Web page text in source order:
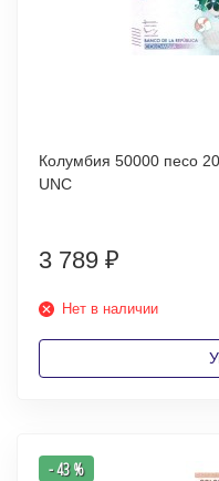
Колумбия 50000 песо
UNC
3 789 ₽
Нет в наличии
- 43 %